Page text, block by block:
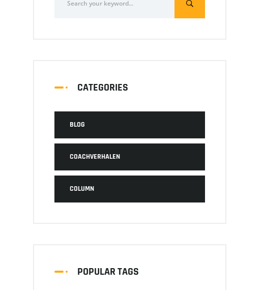
CATEGORIES
BLOG
COACHVERHALEN
COLUMN
POPULAR TAGS